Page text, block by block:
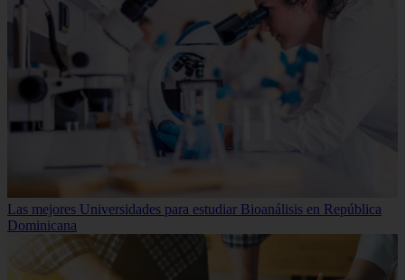
Las mejores Universidades para estudiar Bioanálisis en República
Dominicana